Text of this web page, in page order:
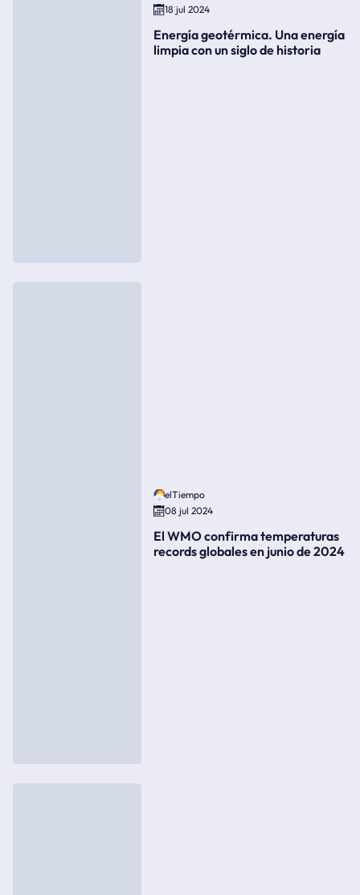
18 jul 2024
Energía geotérmica. Una energía
limpia con un siglo de historia
elTiempo
08 jul 2024
El WMO confirma temperaturas
records globales en junio de 2024